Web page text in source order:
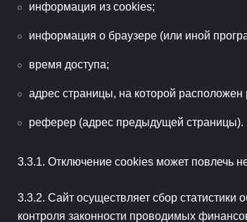
информация из cookies;
информация о браузере (или иной
время доступа;
адрес страницы, на которой расположен
реферер (адрес предыдущей страницы).
Отключение cookies может повлечь
Сайт осуществляет сбор
контроля законности проводимых